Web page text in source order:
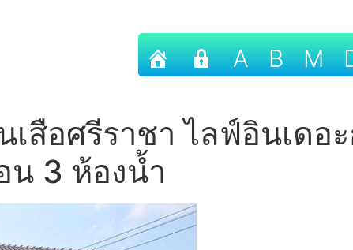
A B M
เสือศรีราชา ไลฟ์อินเดอ
น 3 ห้องน้ำ